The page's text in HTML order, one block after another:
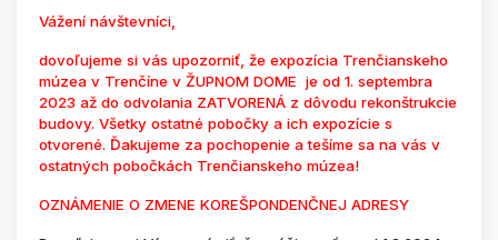
Vážení návštevníci,
dovoľujeme si vás upozorniť, že expozícia Trenčianskeho
múzea v Trenčíne v ŽUPNOM DOME je od 1. septembra
2023 až do odvolania ZATVORENÁ z dôvodu rekonštrukcie
budovy. Všetky ostatné pobočky a ich expozície s
otvorené. Ďakujeme za pochopenie a tešíme sa na vás v
ostatných pobočkách Trenčianskeho múzea!
OZNÁMENIE O ZMENE KOREŠPONDENČNEJ ADRESY